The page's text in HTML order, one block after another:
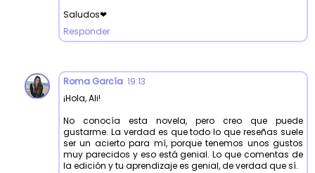
Saludos❤
Responder
Roma García 19:13
¡Hola, Ali!
No conocía esta novela, pero creo que puede
gustarme. La verdad es que todo lo que reseñas suele
ser un acierto para mí, porque tenemos unos gustos
muy parecidos y eso está genial. Lo que comentas de
la edición y tu aprendizaje es genial, de verdad que sí.